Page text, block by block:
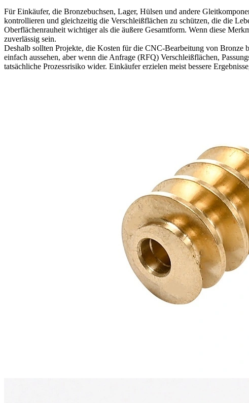
Für Einkäufer, die Bronzebuchsen, Lager, Hülsen und andere
kontrollieren und gleichzeitig die Verschleißflächen zu schützen, die die
Oberflächenrauheit wichtiger als die äußere Gesamtform. Wenn diese
zuverlässig sein.
Deshalb sollten Projekte, die Kosten für die CNC-Bearbeitung von Bronze
einfach aussehen, aber wenn die Anfrage (RFQ) Verschleißflächen,
tatsächliche Prozessrisiko wider. Einkäufer erzielen meist bessere